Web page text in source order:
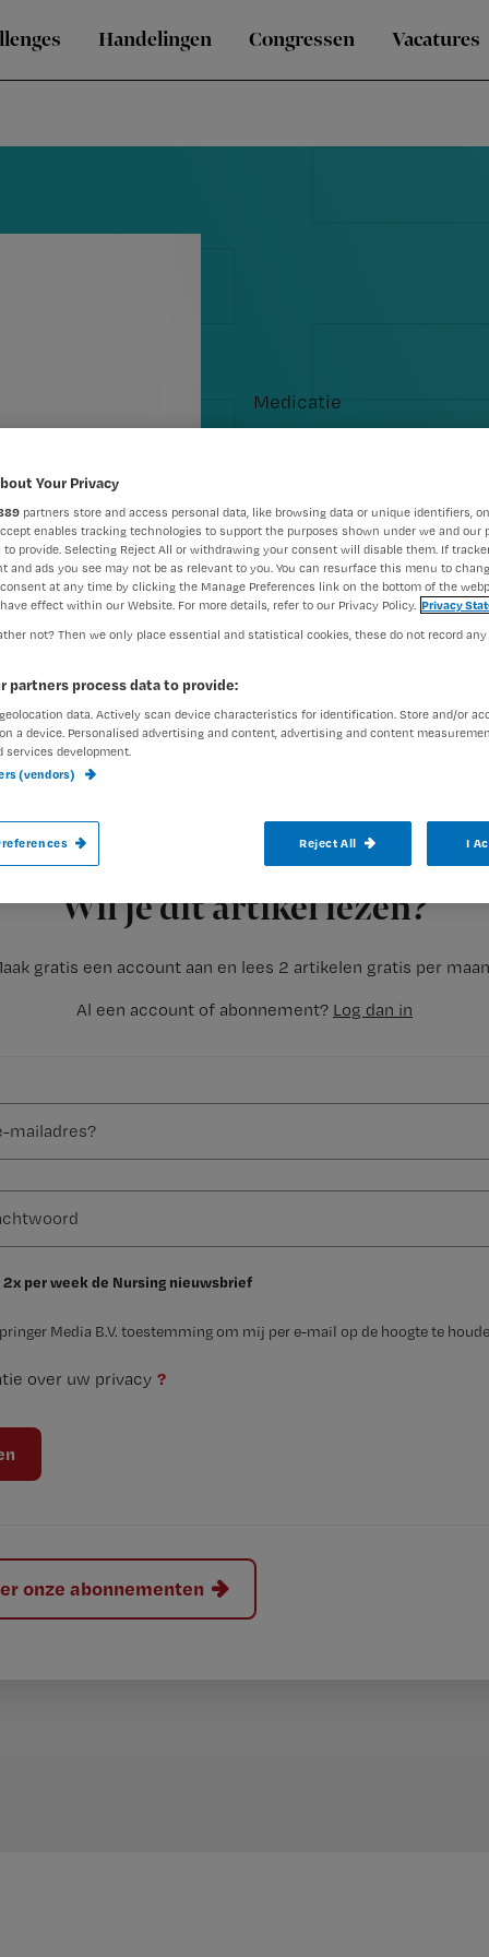
Handelingen Congressen Vacatures
Medicatie
Auteur:Redactie Nursing13
Wil je dit artikel lezen?
gratis een account aan en lees 2 artikelen gratis per
Al een account of abonnement? Log dan in
2x per week de Nursing nieuwsbrief
Media B.V. toestemming om mij per e-mail op de hoogte te
over uw privacy ?
onze abonnementen
Vaccinatie fascineert. In deze coronatijd
antwoorden over het immuunsysteem
Your Privacy
partners store and access personal data, like browsing data or unique identifiers,
enables tracking technologies to support the purposes shown under we and our
to provide. Selecting Reject All or withdrawing your consent will disable them. If
and ads you see may not be as relevant to you. You can resurface this menu to
at any time by clicking the Manage Preferences link on the bottom of the
effect within our Website. For more details, refer to our Privacy Policy. Privacy
not? Then we only place essential and statistical cookies, these do not record
partners process data to provide:
data. Actively scan device characteristics for identification. Store and/or
a device. Personalised advertising and content, advertising and content
services development.
(vendors)
Reject All I